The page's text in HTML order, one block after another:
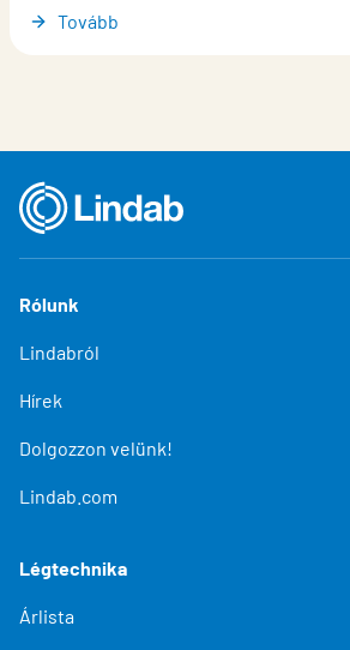
Tovább
Rólunk
Lindabról
Hírek
Dolgozzon velünk!
Lindab.com
Légtechnika
Árlista